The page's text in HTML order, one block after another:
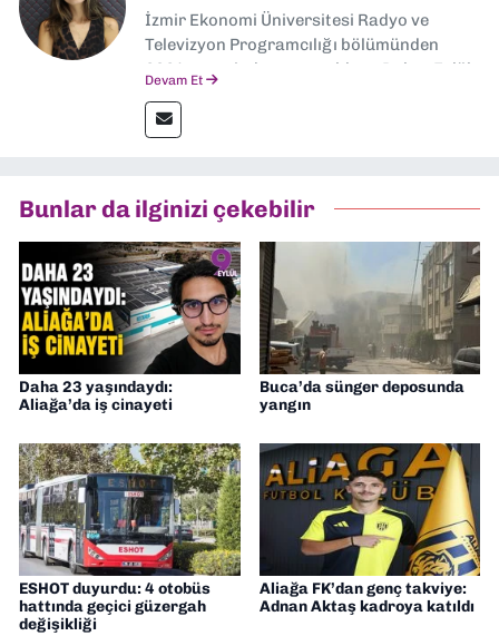
İzmir Ekonomi Üniversitesi Radyo ve
Televizyon Programcılığı bölümünden
2024 senesinde mezun oldum. Dokuz Eylül
editörlük görevini de üstleniyorum.
Devam Et
Bunlar da ilginizi çekebilir
Daha 23 yaşındaydı:
Aliağa’da iş cinayeti
Buca’da sünger deposunda
yangın
ESHOT duyurdu: 4 otobüs
hattında geçici güzergah
değişikliği
Aliağa FK’dan genç takviye:
Adnan Aktaş kadroya katıldı